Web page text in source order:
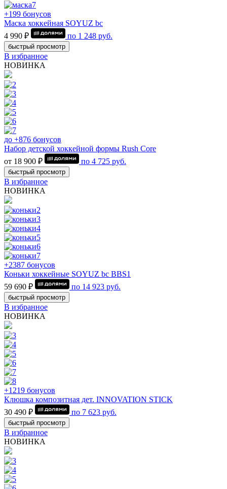
+199 бонусов
Маска хоккейная SOYUZ bc
4 990 ₽
по 1 248 руб.
быстрый просмотр
В избранное
НОВИНКА
до +876 бонусов
Набор детской хоккейной формы Rush Core
от 18 900 ₽
по 4 725 руб.
быстрый просмотр
В избранное
НОВИНКА
+2387 бонусов
Коньки хоккейные SOYUZ bc BBS1
59 690 ₽
по 14 923 руб.
быстрый просмотр
В избранное
НОВИНКА
+1219 бонусов
Клюшка композитная дет. INNOVATION STICK
30 490 ₽
по 7 623 руб.
быстрый просмотр
В избранное
НОВИНКА